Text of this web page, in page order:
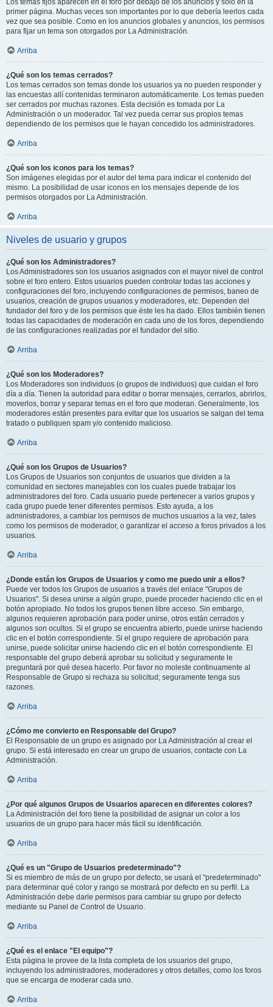
Los temas fijos aparecen en el foro por debajo de los anuncios y solo en la
primer página. Muchas veces son importantes por lo que debería leerlos cada
vez que sea posible. Como en los anuncios globales y anuncios, los permisos
para fijar un tema son otorgados por La Administración.
Arriba
¿Qué son los temas cerrados?
Los temas cerrados son temas donde los usuarios ya no pueden responder y
las encuestas allí contenidas terminaron automáticamente. Los temas pueden
ser cerrados por muchas razones. Esta decisión es tomada por La
Administración o un moderador. Tal vez pueda cerrar sus propios temas
dependiendo de los permisos que le hayan concedido los administradores.
Arriba
¿Qué son los iconos para los temas?
Son imágenes elegidas por el autor del tema para indicar el contenido del
mismo. La posibilidad de usar iconos en los mensajes depende de los
permisos otorgados por La Administración.
Arriba
Niveles de usuario y grupos
¿Qué son los Administradores?
Los Administradores son los usuarios asignados con el mayor nivel de control
sobre el foro entero. Estos usuarios pueden controlar todas las acciones y
configuraciones del foro, incluyendo configuraciones de permisos, baneo de
usuarios, creación de grupos usuarios y moderadores, etc. Dependen del
fundador del foro y de los permisos que éste les ha dado. Ellos también tienen
todas las capacidades de moderación en cada uno de los foros, dependiendo
de las configuraciones realizadas por el fundador del sitio.
Arriba
¿Qué son los Moderadores?
Los Moderadores son individuos (o grupos de individuos) que cuidan el foro
día a día. Tienen la autoridad para editar o borrar mensajes, cerrarlos, abrirlos,
moverlos, borrar y separar temas en el foro que moderan. Generalmente, los
moderadores están presentes para evitar que los usuarios se salgan del tema
tratado o publiquen spam y/o contenido malicioso.
Arriba
¿Qué son los Grupos de Usuarios?
Los Grupos de Usuarios son conjuntos de usuarios que dividen a la
comunidad en sectores manejables con los cuales puede trabajar los
administradores del foro. Cada usuario puede pertenecer a varios grupos y
cada grupo puede tener diferentes permisos. Esto ayuda, a los
administradores, a cambiar los permisos de muchos usuarios a la vez, tales
como los permisos de moderador, o garantizar el acceso a foros privados a los
usuarios.
Arriba
¿Donde están los Grupos de Usuarios y como me puedo unir a ellos?
Puede ver todos los Grupos de usuarios a través del enlace "Grupos de
Usuarios". Si desea unirse a algún grupo, puede proceder haciendo clic en el
botón apropiado. No todos los grupos tienen libre acceso. Sin embargo,
algunos requieren aprobación para poder unirse, otros están cerrados y
algunos son ocultos. Si el grupo se encuentra abierto, puede unirse haciendo
clic en el botón correspondiente. Si el grupo requiere de aprobación para
unirse, puede solicitar unirse haciendo clic en el botón correspondiente. El
responsable del grupo deberá aprobar su solicitud y seguramente le
preguntará por qué desea hacerlo. Por favor no moleste continuamente al
Responsable de Grupo si rechaza su solicitud; seguramente tenga sus
razones.
Arriba
¿Cómo me convierto en Responsable del Grupo?
El Responsable de un grupo es asignado por La Administración al crear el
grupo. Si está interesado en crear un grupo de usuarios, contacte con La
Administración.
Arriba
¿Por qué algunos Grupos de Usuarios aparecen en diferentes colores?
La Administración del foro tiene la posibilidad de asignar un color a los
usuarios de un grupo para hacer más fácil su identificación.
Arriba
¿Qué es un "Grupo de Usuarios predeterminado"?
Si es miembro de más de un grupo por defecto, se usará el "predeterminado"
para determinar qué color y rango se mostrará por defecto en su perfil. La
Administración debe darle permisos para cambiar su grupo por defecto
mediante su Panel de Control de Usuario.
Arriba
¿Qué es el enlace "El equipo"?
Esta página le provee de la lista completa de los usuarios del grupo,
incluyendo los administradores, moderadores y otros detalles, como los foros
que se encarga de moderar cada uno.
Arriba